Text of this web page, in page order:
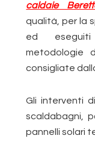
caldaie
qualità, per la
ed eseguiti
metodologie
consigliate
Gli interventi
scaldabagni,
pannelli solari